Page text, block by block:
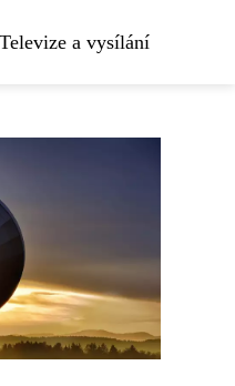
Televize a vysílání